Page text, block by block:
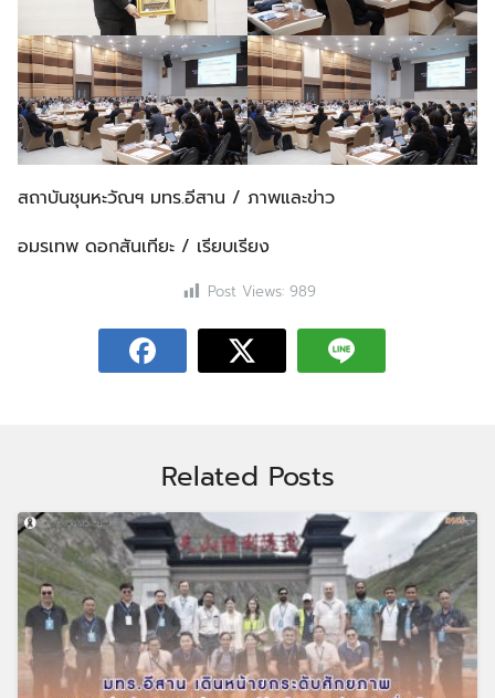
สถาบันชุนหะวัณฯ มทร.อีสาน / ภาพและข่าว
อมรเทพ ดอกสันเทียะ / เรียบเรียง
Post Views: 989
Related Posts